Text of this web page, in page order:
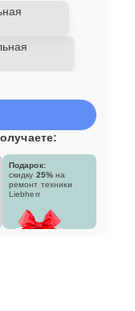
Подарок:
скидку 25% на
ремонт техники
Liebherr